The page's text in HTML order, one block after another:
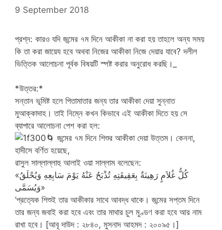
9 September 2018
প্রশ্ন: কারও যদি জন্মের ৭ম দিনে আকীকা না করাহয় তাহলে অন্য সময়
কি তা করা জায়েয হবে অথবা নিজের আকীকা নিজে দেয়ার যাবে? দলীল
ভিত্তিক আলোচনা পূর্বক বিষয়টি স্পষ্ট করার অনুরোধ করছি।_
*উত্তর:*
সন্তান ভূমিষ্ট হলে পিতামাতার জন্য তার আকীকা দেয়া সুন্নাত
মুআক্কাদাহ। তাই নিম্নে কখন কিভাবে এই আকীকা দিতে হয় সে
ব্যাপারে আলোচনা পেশ করা হল:
🌀 জন্মের ৭ম দিনে শিশুর আকীকা দেয়া উত্তম। কেননা,
হাদীসে বর্ণিত হয়েছে,
রাসুল সাল্লাল্লাহু আলাই ওয়া সাল্লাম বলেছেন:
«كُلُّ غُلاَمٍ رَهِينَةٌ بِعَقِيقَتِهِ تُذْبَحُ عَنْهُ يَوْمَ سَابِعِهِ وَيُحْلَقُ
وَيُسَمَّى»
‘প্রত্যেক শিশুই তার আকীকার সাথে আবদ্ধ থাকে। জন্মের সপ্তম দিনে
তার জন্য জবাই করা হবে এবং তার মাথার চুল মুণ্ডণ করা হবে আর নাম
রাখা হবে। [আবূ দাউদ : ২৮৪০, মুসনাদ আহমদ : ২০০৯৫।]